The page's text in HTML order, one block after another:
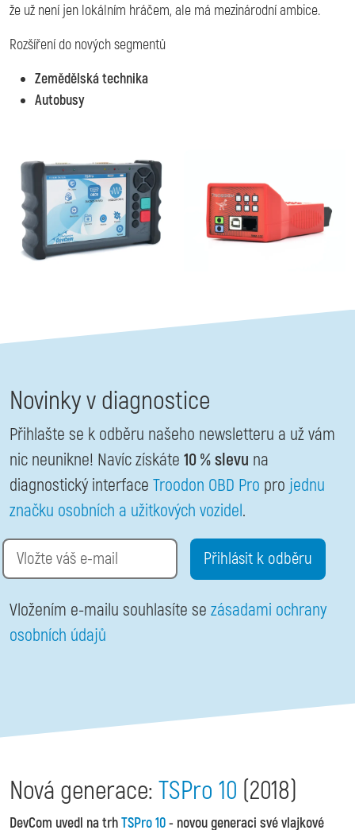
že už není jen lokálním hráčem, ale má mezinárodní ambice.
Rozšíření do nových segmentů
Zemědělská technika
Autobusy
Image
Novinky v diagnostice
Přihlašte se k odběru našeho newsletteru a už vám
nic neunikne! Navíc získáte 10 % slevu na
diagnostický interface Troodon OBD Pro pro jednu
značku osobních a užitkových vozidel.
Email
Vložením e-mailu souhlasíte se zásadami ochrany
osobních údajů
Nová generace: TSPro 10 (2018)
DevCom uvedl na trhTSPro 10- novou generaci své vlajkové